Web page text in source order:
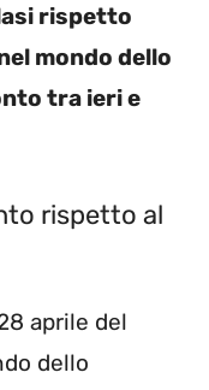
rispetto
mondo dello
tra ieri e
rispetto al
aprile del
dello